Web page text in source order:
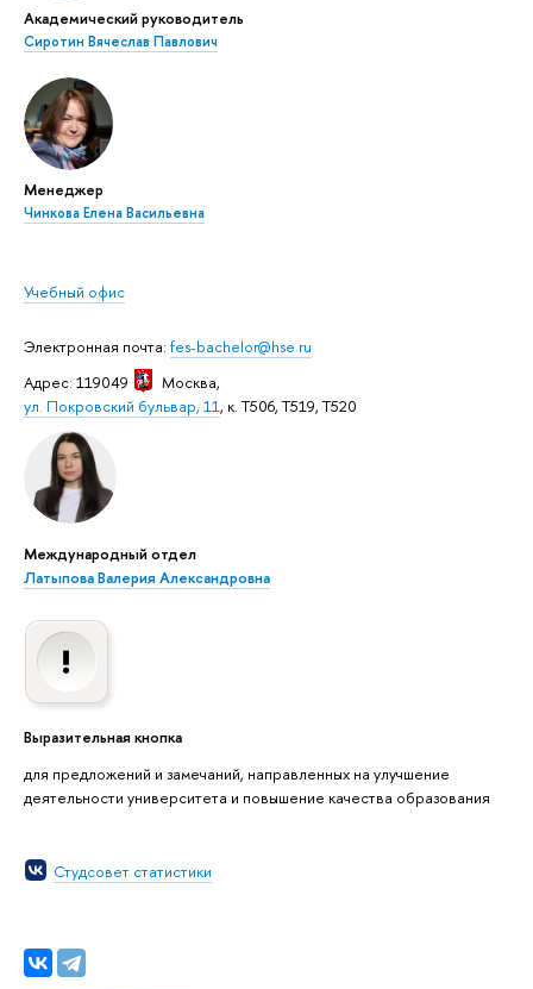
Академический руководитель
Сиротин Вячеслав Павлович
Менеджер
Чинкова Елена Васильевна
Учебный офис
Электронная почта: fes-bachelor@hse.ru
Адрес: 119049
Москва,
ул. Покровский бульвар, 11, к. Т506, Т519, Т520
Международный отдел
Латыпова Валерия Александровна
Выразительная кнопка
для предложений и замечаний, направленных на улучшение
деятельности университета и повышение качества образования
Студсовет статистики